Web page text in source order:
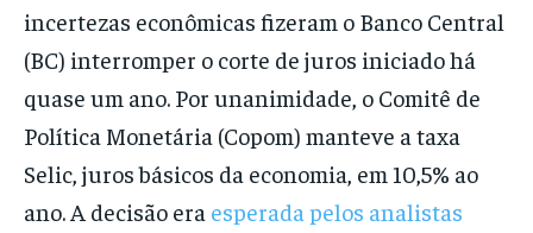
incertezas econômicas fizeram o Banco Central
(BC) interromper o corte de juros iniciado há
quase um ano. Por unanimidade, o Comitê de
Política Monetária (Copom) manteve a taxa
Selic, juros básicos da economia, em 10,5% ao
ano. A decisão era esperada pelos analistas